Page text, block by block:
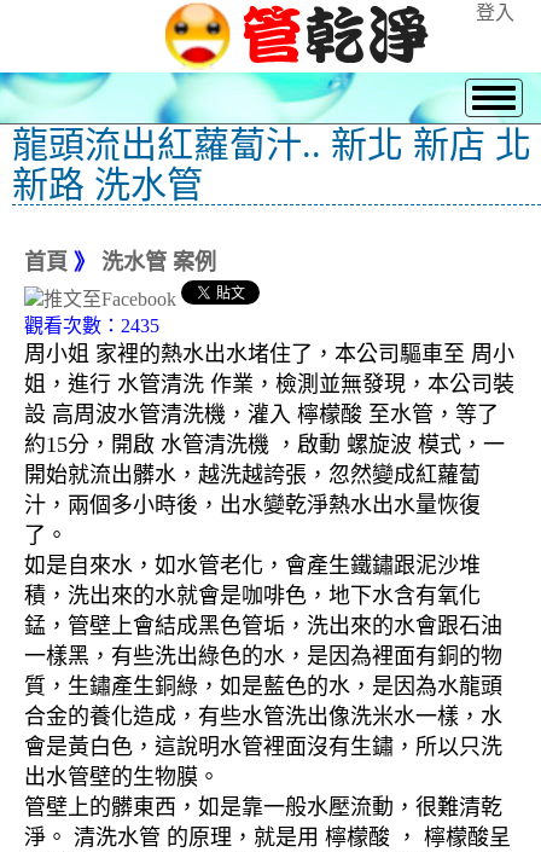
登入
龍頭流出紅蘿蔔汁.. 新北 新店 北
新路 洗水管
首頁 》 洗水管 案例
觀看次數：2435
周小姐 家裡的熱水出水堵住了，本公司驅車至 周小
姐，進行 水管清洗 作業，檢測並無發現，本公司裝
設 高周波水管清洗機，灌入 檸檬酸 至水管，等了
約15分，開啟 水管清洗機 ，啟動 螺旋波 模式，一
開始就流出髒水，越洗越誇張，忽然變成紅蘿蔔
汁，兩個多小時後，出水變乾淨熱水出水量恢復
了。
如是自來水，如水管老化，會產生鐵鏽跟泥沙堆
積，洗出來的水就會是咖啡色，地下水含有氧化
錳，管壁上會結成黑色管垢，洗出來的水會跟石油
一樣黑，有些洗出綠色的水，是因為裡面有銅的物
質，生鏽產生銅綠，如是藍色的水，是因為水龍頭
合金的養化造成，有些水管洗出像洗米水一樣，水
會是黃白色，這說明水管裡面沒有生鏽，所以只洗
出水管壁的生物膜。
管壁上的髒東西，如是靠一般水壓流動，很難清乾
淨。 清洗水管 的原理，就是用 檸檬酸 ， 檸檬酸呈